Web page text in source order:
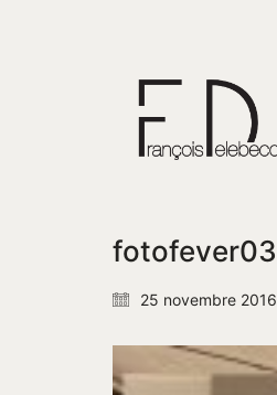
fotofever03
25 novembre 2016